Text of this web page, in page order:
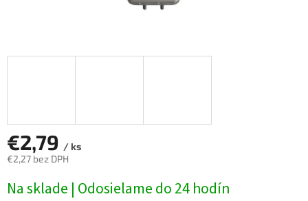
€2,79 / ks
€2,27 bez DPH
cena:
Na sklade | Odosielame do 24 hodín